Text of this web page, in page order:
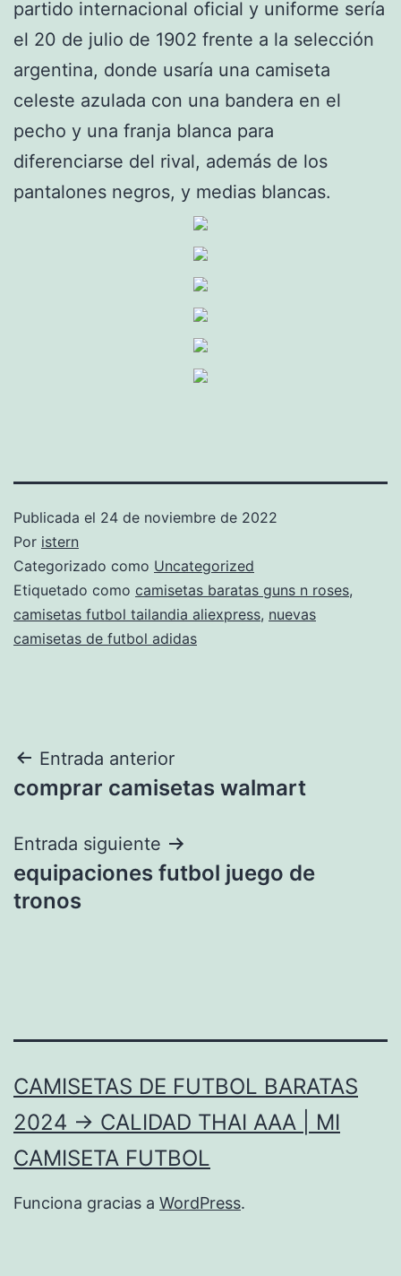
partido internacional oficial y uniforme sería
el 20 de julio de 1902 frente a la selección
argentina, donde usaría una camiseta
celeste azulada con una bandera en el
pecho y una franja blanca para
diferenciarse del rival, además de los
pantalones negros, y medias blancas.
Publicada el 24 de noviembre de 2022
Por istern
Categorizado como Uncategorized
Etiquetado como camisetas baratas guns n roses,
camisetas futbol tailandia aliexpress, nuevas
camisetas de futbol adidas
Navegación
de
entradas
Entrada anterior
comprar camisetas walmart
Entrada siguiente
equipaciones futbol juego de
tronos
CAMISETAS DE FUTBOL BARATAS
2024 → CALIDAD THAI AAA | MI
CAMISETA FUTBOL
Funciona gracias a WordPress.